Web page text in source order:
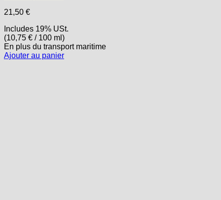
21,50 €
Includes 19% USt.
(10,75 € / 100 ml)
En plus du transportmaritime
Ajouter au panier